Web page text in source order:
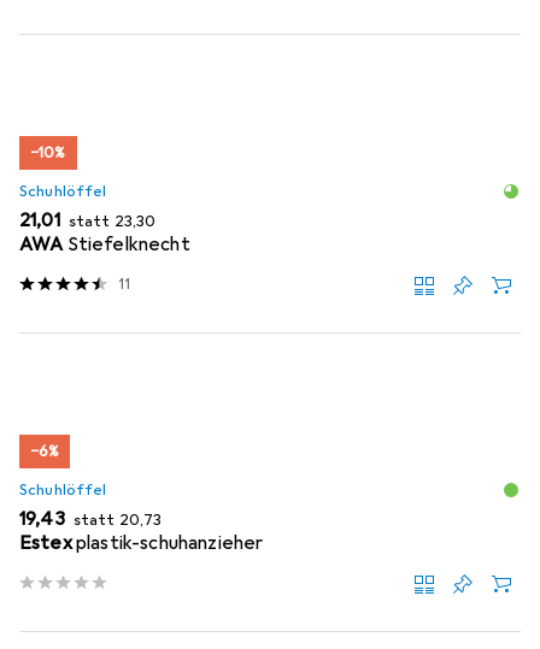
−10%
Schuhlöffel
EUR
21,01 statt EUR
23,30
AWA Stiefelknecht
11
−6%
Schuhlöffel
EUR
19,43 statt EUR
20,73
Estexplastik-schuhanzieher